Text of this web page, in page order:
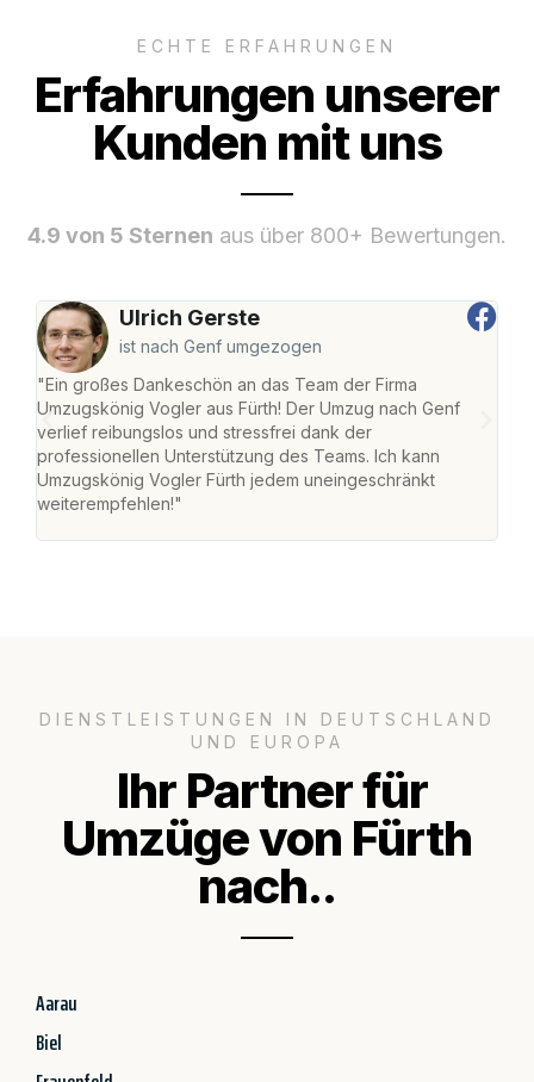
ECHTE ERFAHRUNGEN
Erfahrungen unserer
Kunden mit uns
4.9 von 5 Sternen aus über 800+ Bewertungen.
Ulrich Gerste
ist nach Genf umgezogen
"Ein großes Dankeschön an das Team der Firma
Umzugskönig Vogler aus Fürth! Der Umzug nach Genf
verlief reibungslos und stressfrei dank der
professionellen Unterstützung des Teams. Ich kann
Umzugskönig Vogler Fürth jedem uneingeschränkt
weiterempfehlen!"
DIENSTLEISTUNGEN IN DEUTSCHLAND
UND EUROPA
Ihr Partner für
Umzüge von Fürth
nach..
Aarau
Biel